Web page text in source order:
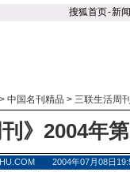
搜狐首页-新闻
> 中国名刊精品 > 三联生活周
刊》2004年
2004年07月08日